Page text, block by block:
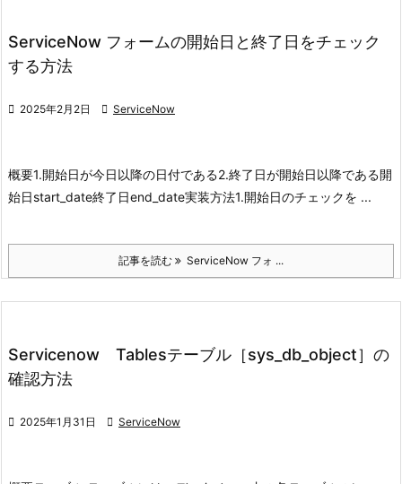
ServiceNow フォームの開始日と終了日をチェック
する方法
 2025年2月2日  ServiceNow
概要1.開始日が今日以降の日付である2.終了日が開始日以降である開
始日start_date終了日end_date実装方法1.開始日のチェックを ...
記事を読む ServiceNow フォ ...
Servicenow Tablesテーブル［sys_db_object］の
確認方法
 2025年1月31日  ServiceNow